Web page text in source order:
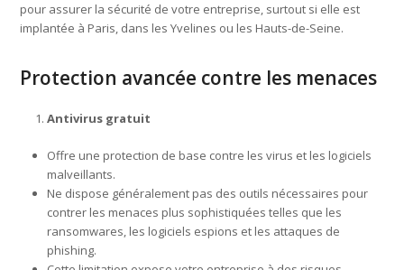
pour assurer la sécurité de votre entreprise, surtout si elle est
implantée à Paris, dans les Yvelines ou les Hauts-de-Seine.
Protection avancée contre les menaces
Antivirus gratuit
Offre une protection de base contre les virus et les logiciels
malveillants.
Ne dispose généralement pas des outils nécessaires pour
contrer les menaces plus sophistiquées telles que les
ransomwares, les logiciels espions et les attaques de
phishing.